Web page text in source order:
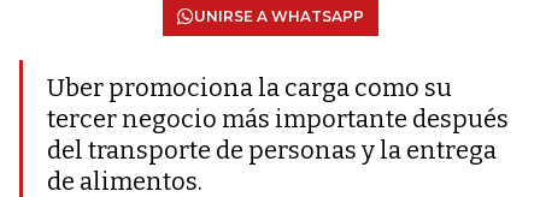
UNIRSE A WHATSAPP
Uber promociona la carga como su
tercer negocio más importante después
del transporte de personas y la entrega
de alimentos.